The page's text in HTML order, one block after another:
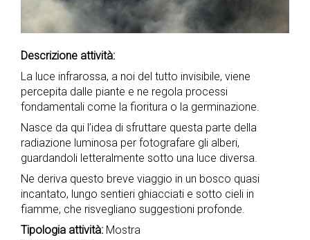
Descrizione attività:
La luce infrarossa, a noi del tutto invisibile, viene
percepita dalle piante e ne regola processi
fondamentali come la fioritura o la germinazione.
Nasce da qui l’idea di sfruttare questa parte della
radiazione luminosa per fotografare gli alberi,
guardandoli letteralmente sotto una luce diversa.
Ne deriva questo breve viaggio in un bosco quasi
incantato, lungo sentieri ghiacciati e sotto cieli in
fiamme, che risvegliano suggestioni profonde.
Tipologia attività: Mostra